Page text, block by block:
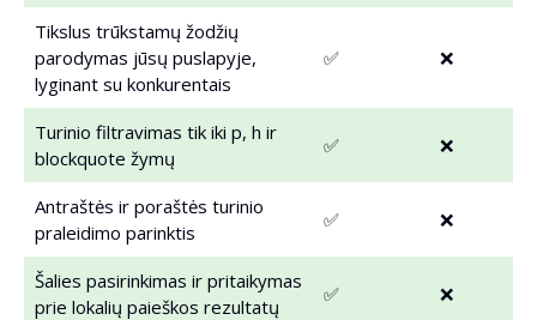
Tikslus trūkstamų žodžių
parodymas jūsų puslapyje,
lyginant su konkurentais
✅ ❌
Turinio filtravimas tik iki p, h ir
blockquote žymų
✅ ❌
Antraštės ir poraštės turinio
praleidimo parinktis
✅ ❌
Šalies pasirinkimas ir pritaikymas
prie lokalių paieškos rezultatų
✅ ❌